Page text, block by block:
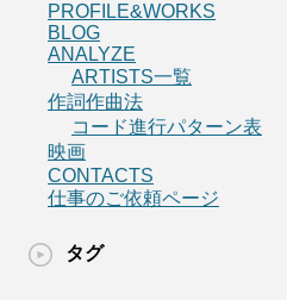
PROFILE&WORKS
BLOG
ANALYZE
ARTISTS一覧
作詞作曲法
コード進行パターン表
映画
CONTACTS
仕事のご依頼ページ
タグ